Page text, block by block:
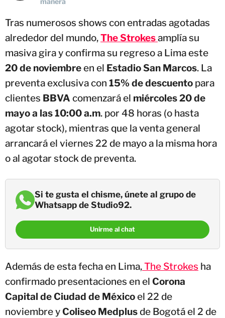
Tras numerosos shows con entradas agotadas
alrededor del mundo,The Strokesamplía su
masiva gira y confirma su regreso a Lima este
20 de noviembreen el Estadio San Marcos. La
preventa exclusiva con 15% de descuento para
clientes BBVA comenzará el miércoles 20 de
mayo a las 10:00 a.m. por 48 horas (o hasta
agotar stock), mientras que la venta general
arrancará el viernes 22 de mayo a la misma hora
o al agotar stock de preventa.
Si te gusta el chisme, únete al grupo de
Whatsapp de Studio92.
Unirme al chat
Además de esta fecha en Lima,The Strokes ha
confirmado presentaciones en el Corona
Capital de Ciudad de Méxicoel 22 de
noviembre yColiseo Medplusde Bogotá el 2 de